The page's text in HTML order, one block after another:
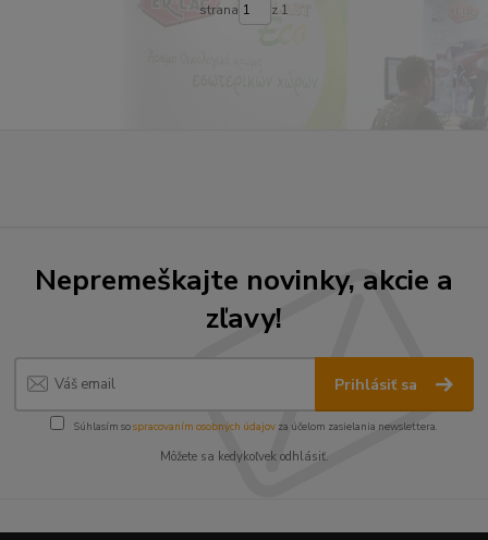
strana z 1
Nepremeškajte novinky, akcie a
zľavy!
Prihlásiť sa
Súhlasím sospracovaním osobných údajov za účelom zasielania newslettera.
Môžete sa kedykoľvek odhlásiť.